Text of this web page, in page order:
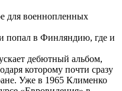
для военнопленных
попал в Финляндию, где и
дебютный альбом,
которому почти сразу
Уже в 1965 Клименко